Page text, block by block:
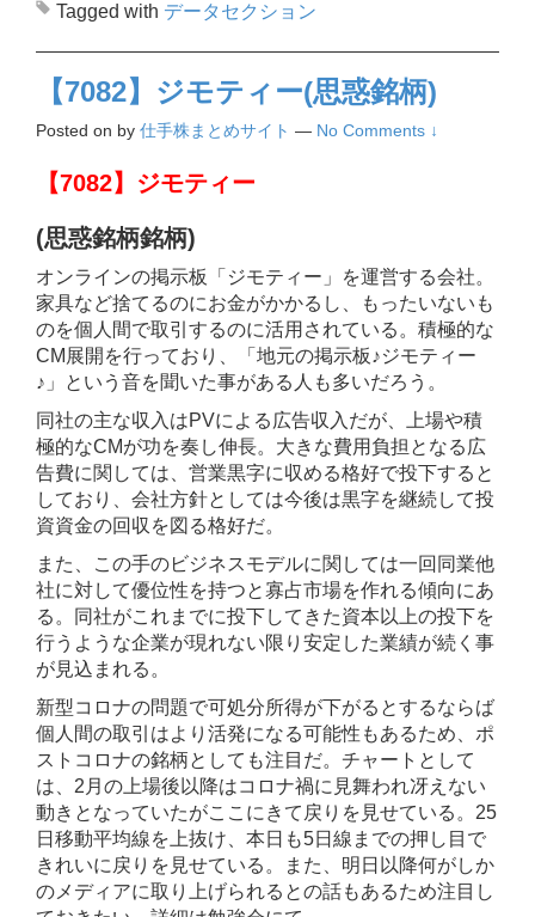
Tagged with データセクション
【7082】ジモティー(思惑銘柄)
Posted on by 仕手株まとめサイト — No Comments ↓
【7082】ジモティー
(思惑銘柄銘柄)
オンラインの掲示板「ジモティー」を運営する会社。
家具など捨てるのにお金がかかるし、もったいないも
のを個人間で取引するのに活用されている。積極的な
CM展開を行っており、「地元の掲示板♪ジモティー
♪」という音を聞いた事がある人も多いだろう。
同社の主な収入はPVによる広告収入だが、上場や積
極的なCMが功を奏し伸長。大きな費用負担となる広
告費に関しては、営業黒字に収める格好で投下すると
しており、会社方針としては今後は黒字を継続して投
資資金の回収を図る格好だ。
また、この手のビジネスモデルに関しては一回同業他
社に対して優位性を持つと寡占市場を作れる傾向にあ
る。同社がこれまでに投下してきた資本以上の投下を
行うような企業が現れない限り安定した業績が続く事
が見込まれる。
新型コロナの問題で可処分所得が下がるとするならば
個人間の取引はより活発になる可能性もあるため、ポ
ストコロナの銘柄としても注目だ。チャートとして
は、2月の上場後以降はコロナ禍に見舞われ冴えない
動きとなっていたがここにきて戻りを見せている。25
日移動平均線を上抜け、本日も5日線までの押し目で
きれいに戻りを見せている。また、明日以降何がしか
のメディアに取り上げられるとの話もあるため注目し